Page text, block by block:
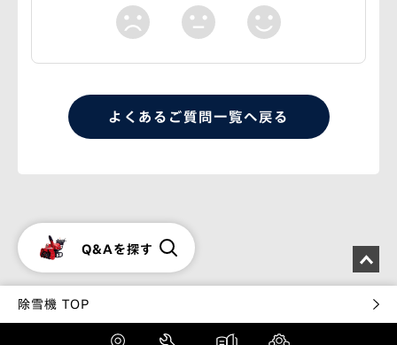
よくあるご質問一覧へ戻る
Q&Aを探す
除雪機 TOP